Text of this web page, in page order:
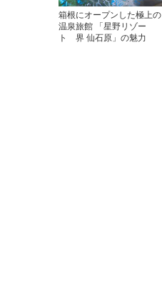
箱根にオープンした極上の
温泉旅館 「星野リゾー
ト 界 仙石原」の魅力